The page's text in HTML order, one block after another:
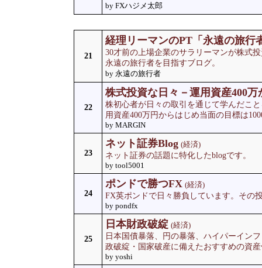
by FXハジメ太郎
21
経理リーマンのPT「永遠の旅行
30才前の上場企業のサラリーマンが株式
永遠の旅行者を目指すブログ。
by 永遠の旅行者
22
株式投資な日々－運用資産400万
株初心者が日々の取引を通じて学んだこ
用資産400万円からはじめ当面の目標は
by MARGIN
23
ネット証券Blog (経済)
ネット証券の話題に特化したblogです。
by tool5001
24
ポンドで勝つFX (経済)
FX英ポンドで日々勝負しています。その
by pondfx
25
日本財政破綻 (経済)
日本国債暴落、円の暴落、ハイパーイン
政破綻・国家破産に備えたおすすめの資
by yoshi